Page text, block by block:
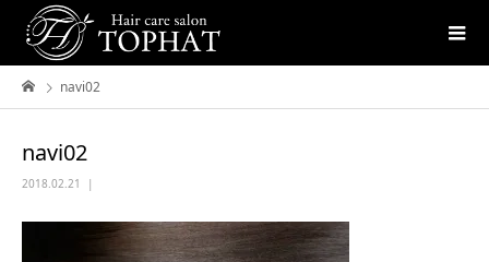
navi02
navi02
2018.02.21